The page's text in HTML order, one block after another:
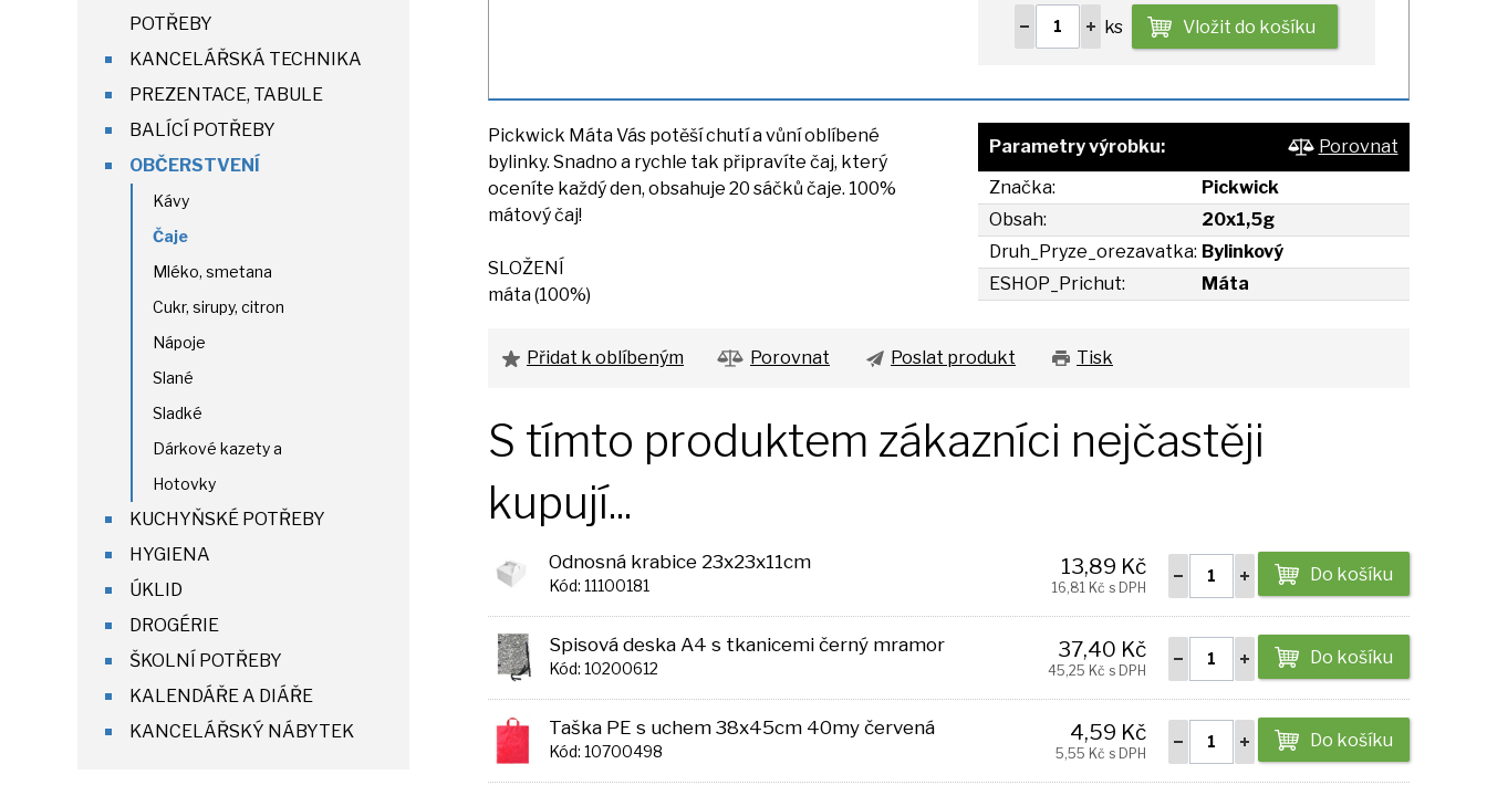
ks Vložit do košíku
Pickwick Máta Vás potěší chutíavůní oblíbené
bylinky. Snadno a rychle tak připravíte čaj, který
oceníte každý den, obsahuje 20 sáčků čaje. 100%
mátový čaj!
SLOŽENÍ
máta (100%)
Parametry výrobku:
Porovnat
Značka:
Pickwick
Obsah:
20x1,5g
Druh_Pryze_orezavatka: Bylinkový
ESHOP_Prichut:
Máta
Přidat k oblíbeným Porovnat Poslat produkt Tisk
S tímto produktem zákazníci nejčastěji
kupují...
Odnosná krabice 23x23x11cm
Kód: 11100181
Do košíku
13,89 Kč
16,81 Kč s DPH
Spisová deska A4 s tkanicemi černý mramor
Kód: 10200612
Do košíku
37,40 Kč
45,25 Kč s DPH
Taška PE s uchem 38x45cm 40my červená
Kód: 10700498
Do košíku
4,59 Kč
5,55 Kč s DPH
POTŘEBY
KANCELÁŘSKÁ TECHNIKA
PREZENTACE, TABULE
BALÍCÍ POTŘEBY
OBČERSTVENÍ
Kávy
Čaje
Mléko, smetana
Cukr, sirupy, citron
Nápoje
Slané
Sladké
Dárkové kazety a
Hotovky
KUCHYŇSKÉ POTŘEBY
HYGIENA
ÚKLID
DROGÉRIE
ŠKOLNÍ POTŘEBY
KALENDÁŘE A DIÁŘE
KANCELÁŘSKÝ NÁBYTEK